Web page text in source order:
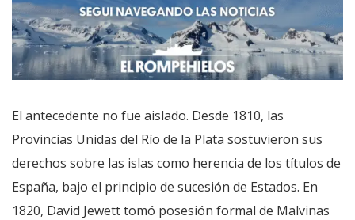
El antecedente no fue aislado. Desde 1810, las
Provincias Unidas del Río de la Plata sostuvieron sus
derechos sobre las islas como herencia de los títulos de
España, bajo el principio de sucesión de Estados. En
1820, David Jewett tomó posesión formal de Malvinas